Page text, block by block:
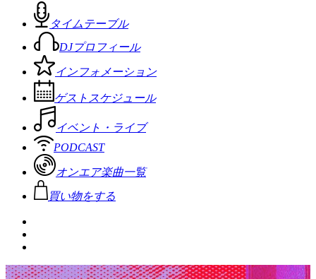
タイムテーブル
DJプロフィール
インフォメーション
ゲストスケジュール
イベント・ライブ
PODCAST
オンエア楽曲一覧
買い物をする